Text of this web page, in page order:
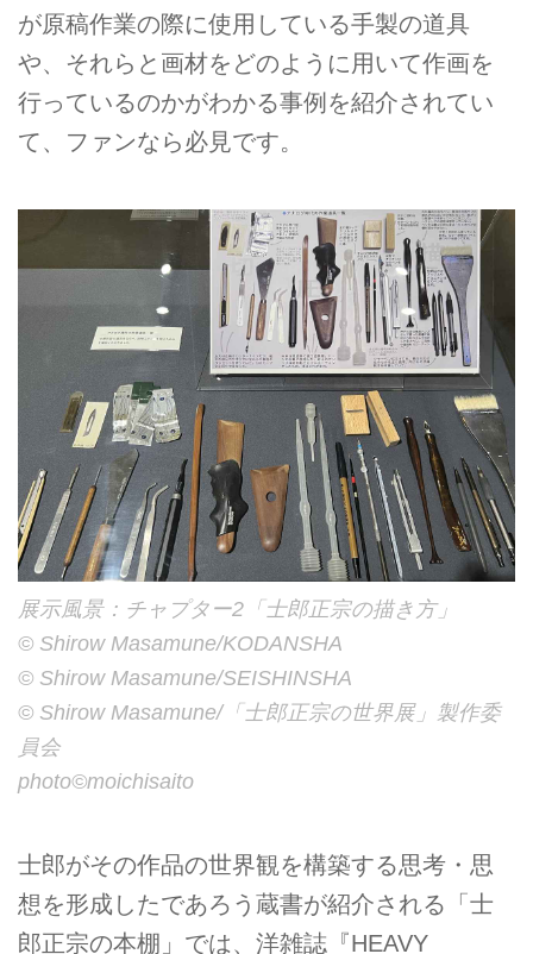
が原稿作業の際に使用している手製の道具
や、それらと画材をどのように用いて作画を
行っているのかがわかる事例を紹介されてい
て、ファンなら必見です。
展示風景：チャプター2「士郎正宗の描き方」
©︎ Shirow Masamune/KODANSHA
©︎ Shirow Masamune/SEISHINSHA
©︎ Shirow Masamune/「士郎正宗の世界展」製作委
員会
photo©︎moichisaito
士郎がその作品の世界観を構築する思考・思
想を形成したであろう蔵書が紹介される「士
郎正宗の本棚」では、洋雑誌『HEAVY